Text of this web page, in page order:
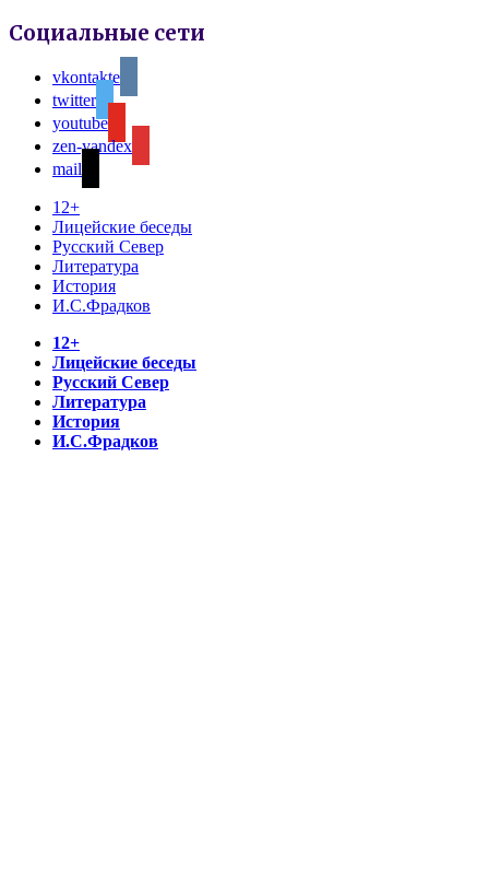
Социальные сети
vkontakte
twitter
youtube
zen-yandex
mail
12+
Лицейские беседы
Русский Север
Литература
История
И.С.Фрадков
12+
Лицейские беседы
Русский Север
Литература
История
И.С.Фрадков